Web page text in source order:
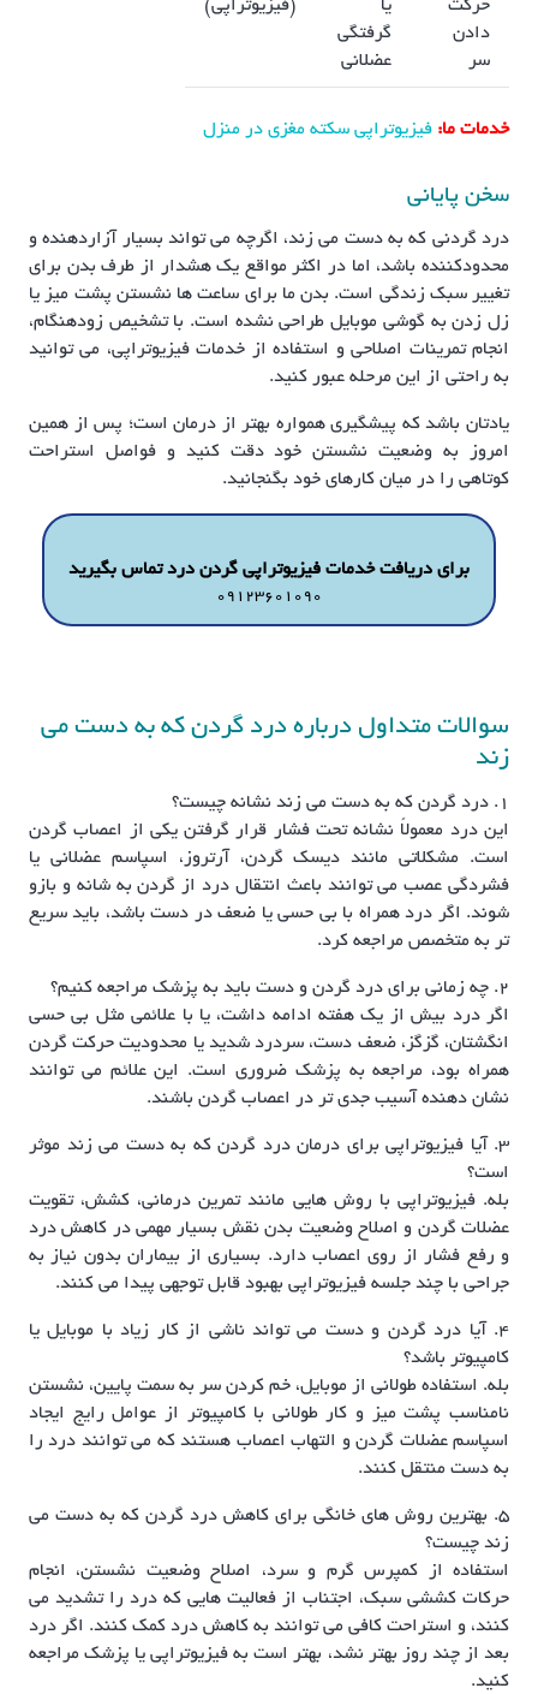
حرکت
دادن
سر
یا
گرفتگی
عضلانی
(فیزیوتراپی)
خدمات ما: فیزیوتراپی سکته مغزی در منزل
سخن پایانی
درد گردنی که به دست می زند، اگرچه می تواند بسیار آزاردهنده و
محدودکننده باشد، اما در اکثر مواقع یک هشدار از طرف بدن برای
تغییر سبک زندگی است. بدن ما برای ساعت ها نشستن پشت میز یا
زل زدن به گوشی موبایل طراحی نشده است. با تشخیص زودهنگام،
انجام تمرینات اصلاحی و استفاده از خدمات فیزیوتراپی، می توانید
به راحتی از این مرحله عبور کنید.
یادتان باشد که پیشگیری همواره بهتر از درمان است؛ پس از همین
امروز به وضعیت نشستن خود دقت کنید و فواصل استراحت
کوتاهی را در میان کارهای خود بگنجانید.
برای دریافت خدمات فیزیوتراپی گردن درد تماس بگیرید
09123601090
سوالات متداول درباره درد گردن که به دست می
زند
1. درد گردن که به دست می زند نشانه چیست؟
این درد معمولاً نشانه تحت فشار قرار گرفتن یکی از اعصاب گردن
است. مشکلاتی مانند دیسک گردن، آرتروز، اسپاسم عضلانی یا
فشردگی عصب می توانند باعث انتقال درد از گردن به شانه و بازو
شوند. اگر درد همراه با بی حسی یا ضعف در دست باشد، باید سریع
تر به متخصص مراجعه کرد.
2. چه زمانی برای درد گردن و دست باید به پزشک مراجعه کنیم؟
اگر درد بیش از یک هفته ادامه داشت، یا با علائمی مثل بی حسی
انگشتان، گزگز، ضعف دست، سردرد شدید یا محدودیت حرکت گردن
همراه بود، مراجعه به پزشک ضروری است. این علائم می توانند
نشان دهنده آسیب جدی تر در اعصاب گردن باشند.
3. آیا فیزیوتراپی برای درمان درد گردن که به دست می زند موثر
است؟
بله. فیزیوتراپی با روش هایی مانند تمرین درمانی، کشش، تقویت
عضلات گردن و اصلاح وضعیت بدن نقش بسیار مهمی در کاهش درد
و رفع فشار از روی اعصاب دارد. بسیاری از بیماران بدون نیاز به
جراحی با چند جلسه فیزیوتراپی بهبود قابل توجهی پیدا می کنند.
4. آیا درد گردن و دست می تواند ناشی از کار زیاد با موبایل یا
کامپیوتر باشد؟
بله. استفاده طولانی از موبایل، خم کردن سر به سمت پایین، نشستن
نامناسب پشت میز و کار طولانی با کامپیوتر از عوامل رایج ایجاد
اسپاسم عضلات گردن و التهاب اعصاب هستند که می توانند درد را
به دست منتقل کنند.
5. بهترین روش های خانگی برای کاهش درد گردن که به دست می
زند چیست؟
استفاده از کمپرس گرم و سرد، اصلاح وضعیت نشستن، انجام
حرکات کششی سبک، اجتناب از فعالیت هایی که درد را تشدید می
کنند، و استراحت کافی می توانند به کاهش درد کمک کنند. اگر درد
بعد از چند روز بهتر نشد، بهتر است به فیزیوتراپی یا پزشک مراجعه
کنید.